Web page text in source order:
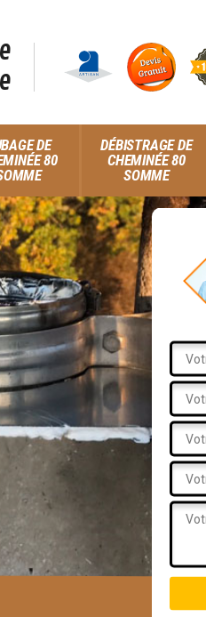
DE
80
DÉBISTRAGE DE
CHEMINÉE 80
SOMME